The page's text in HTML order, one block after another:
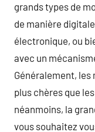
grands types de
de manière
électronique, ou
avec un
Généralement,
plus chères que
néanmoins, la
vous souhaitez